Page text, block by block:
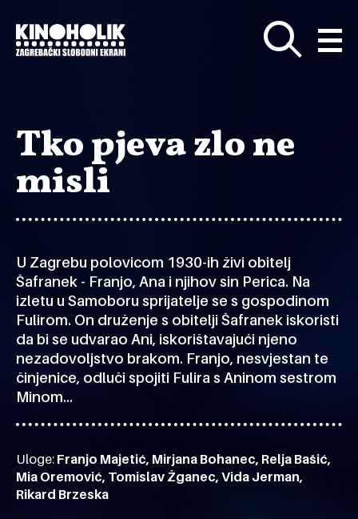
glavni
sadržaj
Tko pjeva zlo ne
misli
U Zagrebu polovicom 1930-ih živi obitelj
Šafranek - Franjo, Ana i njihov sin Perica. Na
izletu u Samoboru sprijatelje se s gospodinom
Fulirom. On druženje s obitelji Šafranek iskoristi
da bi se udvarao Ani, iskorištavajući njeno
nezadovoljstvo brakom. Franjo, nesvjestan te
činjenice, odluči spojiti Fulira s Aninom sestrom
Minom…
Uloge: Franjo Majetić, Mirjana Bohanec, Relja Bašić,
Mia Oremović, Tomislav Žganec, Vida Jerman,
Rikard Brzeska